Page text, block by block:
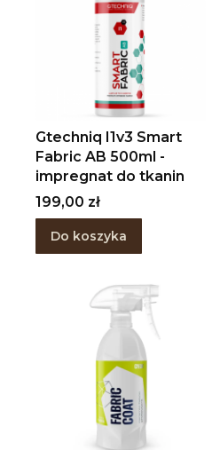
Gtechniq I1v3 Smart
Fabric AB 500ml -
impregnat do tkanin
Cena
199,00 zł
Do koszyka